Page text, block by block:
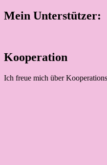
Mein Unterstützer:
Kooperation
Ich freue mich über